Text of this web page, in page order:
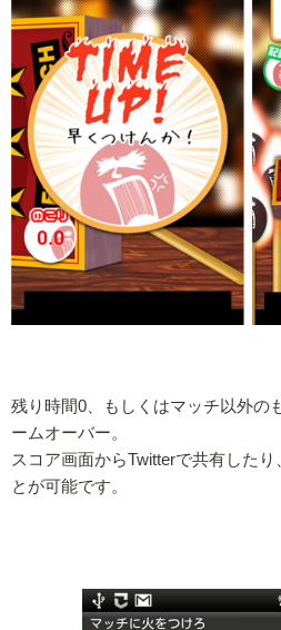
残り時間0、もしくはマッチ以外の
ームオーバー。
スコア画面からTwitterで共有した
とが可能です。